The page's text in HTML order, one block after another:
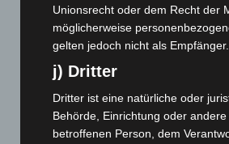
Januar 2024(111)
Dezember 2023(130)
Oktober 2023(114)
September 2023(133)
August 2023(134)
Unionsrecht oder dem Recht der
möglicherweise
gelten jedoch nicht als Empfänger.
j) Dritter
Dritter ist eine natürliche oder
Behörde, Einrichtung oder
betroffenen Person, dem